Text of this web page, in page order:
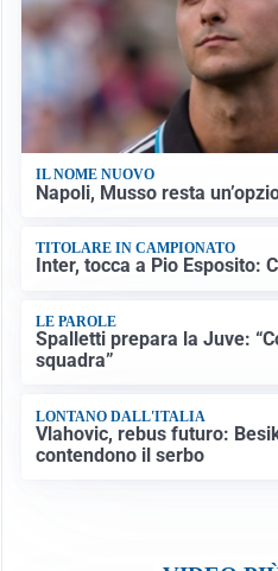
IL NOME NUOVO
Napoli, Musso resta
TITOLARE IN CAMPIONATO
Inter, tocca a Pio Esposito:
LE PAROLE
Spalletti prepara la Juve:
squadra”
LONTANO DALL'ITALIA
Vlahovic, rebus futuro:
contendono il serbo